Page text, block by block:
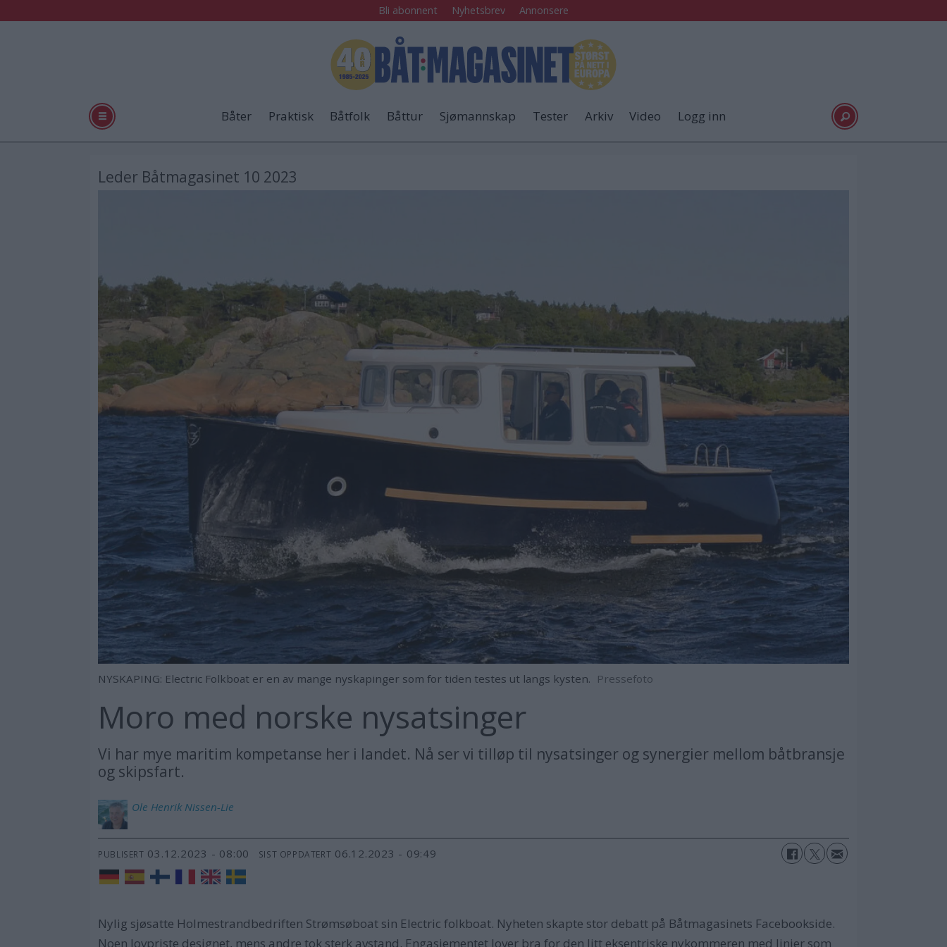
Bli abonnent Nyhetsbrev Annonsere
Båter Praktisk Båtfolk Båttur Sjømannskap Tester Arkiv Video Logg inn
Leder Båtmagasinet 10 2023
NYSKAPING: Electric Folkboat er en av mange nyskapinger som for tiden testes ut langs kysten. Pressefoto
Moro med norske nysatsinger
Vi har mye maritim kompetanse her i landet. Nå ser vi tilløp til nysatsinger og synergier mellom båtbransje
og skipsfart.
Ole Henrik Nissen-Lie
PUBLISERT 03.12.2023 - 08:00 SIST OPPDATERT 06.12.2023 - 09:49
Nylig sjøsatte Holmestrandbedriften Strømsøboat sin Electric folkboat. Nyheten skapte stor debatt på Båtmagasinets Facebookside.
Noen lovpriste designet, mens andre tok sterk avstand. Engasjementet lover bra for den litt eksentriske nykommeren med linjer som